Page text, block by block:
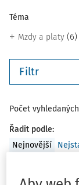
Téma
Mzdy a platy (6)
Filtr
Počet
Řadit podle:
Nejnovější